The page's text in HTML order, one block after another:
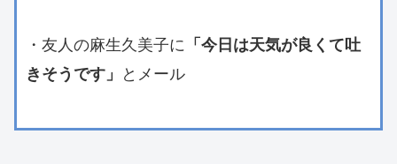
・友人の麻生久美子に 「今日は天気が良くて吐
きそうです」 とメール